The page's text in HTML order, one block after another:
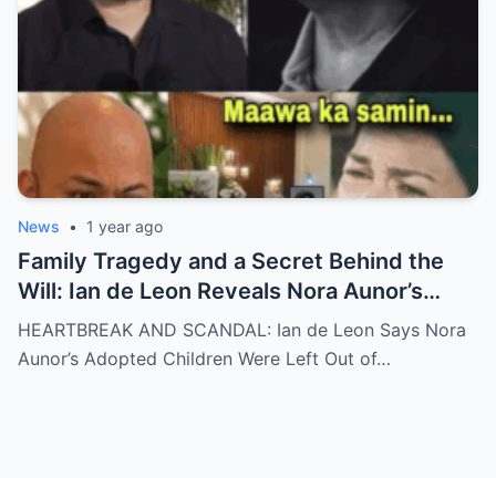
News • 1 year ago
Family Tragedy and a Secret Behind the
Will: Ian de Leon Reveals Nora Aunor’s
Adopted Children Were Written Out of the
Inheritance – ‘Not a Single Centavo!’ – Is
HEARTBREAK AND SCANDAL: Ian de Leon Says Nora
Aunor’s Adopted Children Were Left Out of…